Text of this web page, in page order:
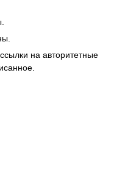
на авторитетные